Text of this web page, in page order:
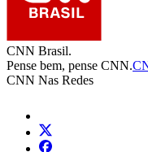
CNN Brasil.
Pense bem, pense CNN.
CNN Nas Redes